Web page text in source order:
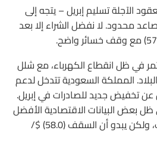
الآجلة تسليم إبريل – يتجه إلى
مع ميل صاعد محدود. لا نفضل الشراء إلا بعد
في ظل انقطاع الكهرباء، مع شلل
المملكة السعودية تتدخل لدعم
تخفيض جديد للصادرات في إبريل.
بعض البيانات الاقتصادية الأفضل
من بداية العام هنا وهناك، ولكن يبدو أن السقف (58.0) $/